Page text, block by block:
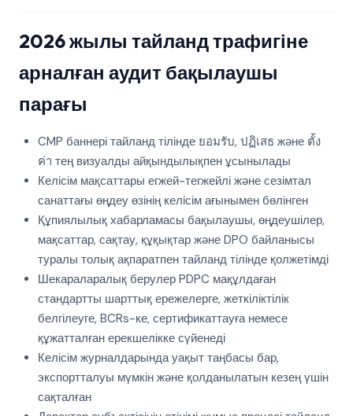
2026 жылы тайланд трафигіне
арналған аудит бақылаушы
парағы
CMP баннері тайланд тілінде ยอมรับ, ปฏิเสธ және ตั้ง
ค่า тең визуалды айқындылықпен ұсынылады
Келісім мақсаттары егжей-тегжейлі және сезімтал
санаттағы өңдеу өзінің келісім ағынымен бөлінген
Құпиялылық хабарламасы бақылаушы, өңдеушілер,
мақсаттар, сақтау, құқықтар және DPO байланысы
туралы толық ақпаратпен тайланд тілінде қолжетімді
Шекараларалық берулер PDPC мақұлдаған
стандартты шарттық ережелерге, жеткіліктілік
белгілеуге, BCRs-ке, сертификаттауға немесе
құжатталған ерекшелікке сүйенеді
Келісім журналдарында уақыт таңбасы бар,
экспортталуы мүмкін және қолданылатын кезең үшін
сақталған